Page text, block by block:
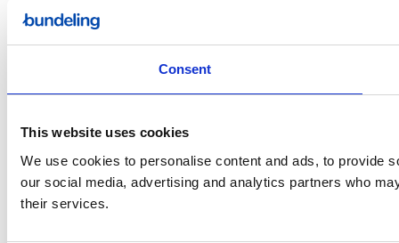
Consent
This website uses cookies
We use cookies to personalise content and ads, to provide
our social media, advertising and analytics partners who
their services.